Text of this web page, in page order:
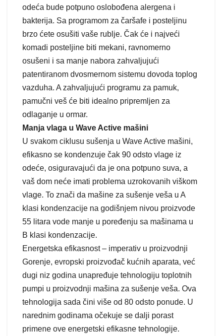
odeća bude potpuno oslobođena alergena i
bakterija. Sa programom za čaršafe i posteljinu
brzo ćete osušiti vaše rublje. Čak će i najveći
komadi posteljine biti mekani, ravnomerno
osušeni i sa manje nabora zahvaljujući
patentiranom dvosmernom sistemu dovoda toplog
vazduha. A zahvaljujući programu za pamuk,
pamučni veš će biti idealno pripremljen za
odlaganje u ormar.
Manja vlaga u Wave Active mašini
U svakom ciklusu sušenja u Wave Active mašini,
efikasno se kondenzuje čak 90 odsto vlage iz
odeće, osiguravajući da je ona potpuno suva, a
vaš dom neće imati problema uzrokovanih viškom
vlage. To znači da mašine za sušenje veša u A
klasi kondenzacije na godišnjem nivou proizvode
55 litara vode manje u poređenju sa mašinama u
B klasi kondenzacije.
Energetska efikasnost – imperativ u proizvodnji
Gorenje, evropski proizvođač kućnih aparata, već
dugi niz godina unapređuje tehnologiju toplotnih
pumpi u proizvodnji mašina za sušenje veša. Ova
tehnologija sada čini više od 80 odsto ponude. U
narednim godinama očekuje se dalji porast
primene ove energetski efikasne tehnologije.